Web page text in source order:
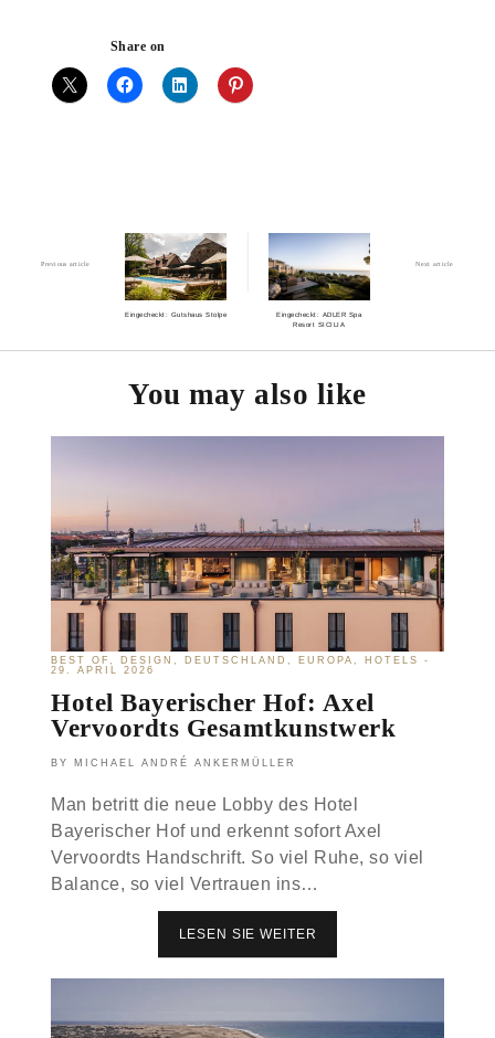
Share on
Previous article
Eingecheckt: Gutshaus Stolpe
Next article
Eingecheckt: ADLER Spa
Resort SICILIA
You may also like
BEST OF DESIGN DEUTSCHLAND EUROPA
HOTELS
29. APRIL 2026
Hotel Bayerischer Hof: Axel
Vervoordts Gesamtkunstwerk
MICHAEL ANDRÉ ANKERMÜLLER
Man betritt die neue Lobby des Hotel
Bayerischer Hof und erkennt sofort Axel
Vervoordts Handschrift. So viel Ruhe, so viel
Balance, so viel Vertrauen ins…
LESEN SIE WEITER